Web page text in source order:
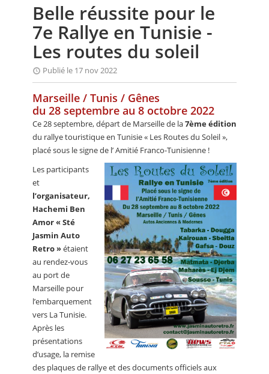
ANNUAIRES
PETITES ANNONCES
Belle réussite pour le
7e Rallye en Tunisie -
Les routes du soleil
Publié le 17 nov 2022
Marseille / Tunis / Gênes
du 28 septembre au 8 octobre 2022
Ce 28 septembre, départ de Marseille de la7ème édition
du rallye touristique en Tunisie « Les Routes du Soleil »,
placé sous le signe de l’ Amitié Franco-Tunisienne !
Les participants
et
l’organisateur,
Hachemi Ben
Amor « Sté
Jasmin Auto
Retro »étaient
au rendez-vous
au port de
Marseille pour
l’embarquement
vers La Tunisie.
Après les
présentations
d’usage, la remise
des plaques de rallye et des documents officiels aux